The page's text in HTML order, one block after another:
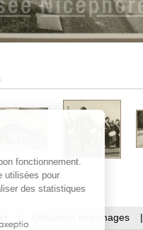
Utilisation des images |
fonctionnement.
utilisées pour
des statistiques